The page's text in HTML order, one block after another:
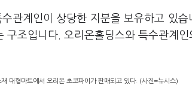
관계인이 상당한 지분을 보유하고 있
구조입니다. 오리온홀딩스와 특수관계
재 대형마트에서 오리온 초코파이가 판매되고 있다. (사진=뉴시스)